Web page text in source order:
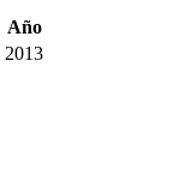
Año
2013